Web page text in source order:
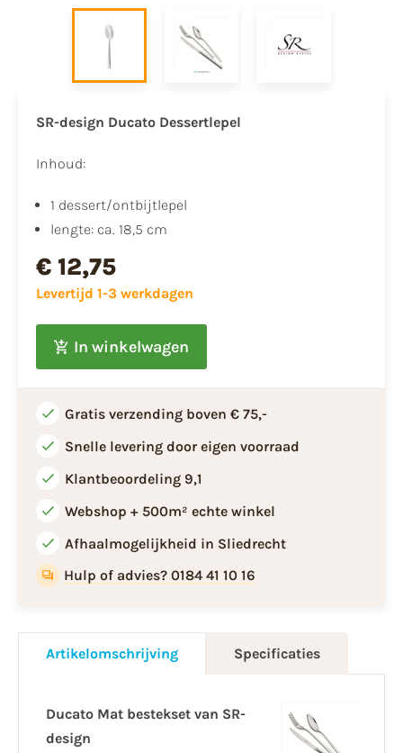
SR-design Ducato Dessertlepel
Inhoud:
1 dessert/ontbijtlepel
lengte: ca. 18,5 cm
€ 12,75
Levertijd 1-3 werkdagen
In winkelwagen
Gratis verzending boven € 75,-
Snelle levering door eigen voorraad
Klantbeoordeling 9,1
Webshop + 500m² echte winkel
Afhaalmogelijkheid in Sliedrecht
Hulp of advies? 0184 41 10 16
Artikelomschrijving Specificaties
Ducato Mat bestekset van SR-
design